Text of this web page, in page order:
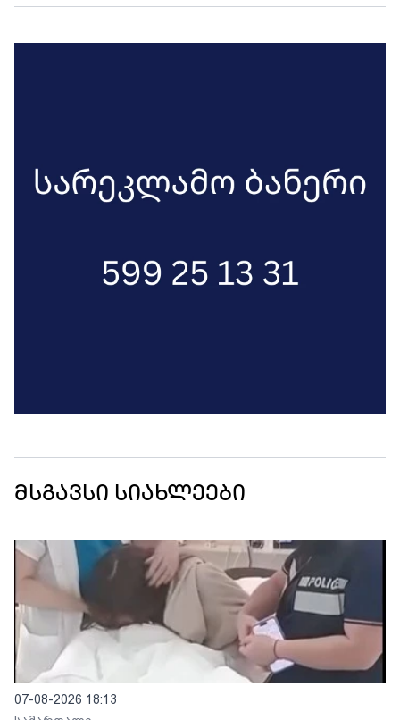
მსგავსი სიახლეები
07-08-2026 18:13